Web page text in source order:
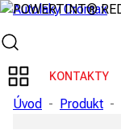
KONTAKTY
Úvod - Produkt -